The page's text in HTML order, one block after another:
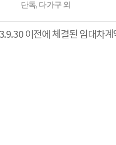
단독, 다가구 외
이전에 체결된 임대차